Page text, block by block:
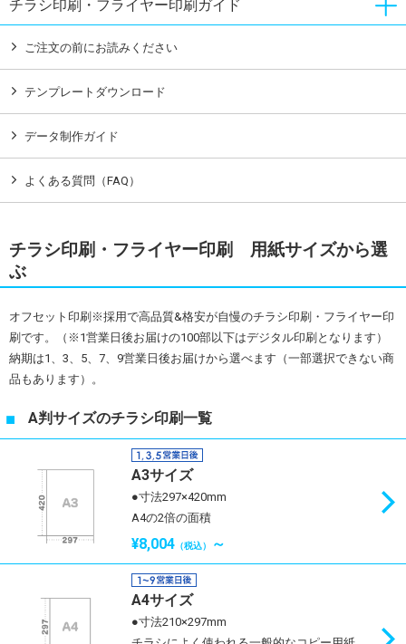
チラシ印刷・フライヤー印刷ガイド
ご注文の前にお読みください
テンプレートダウンロード
データ制作ガイド
よくある質問（FAQ）
チラシ印刷・フライヤー印刷 用紙サイズから選
ぶ
オフセット印刷※採用で高品質&格安が自慢のチラシ印刷・フライヤー印
刷です。（※1営業日後お届けの100部以下はデジタル印刷となります）
納期は1、3、5、7、9営業日後お届けから選べます（一部選択できない商
品もあります）。
A判サイズのチラシ印刷一覧
A3サイズ
●寸法297×420mm
A4の2倍の面積
¥8,004 （税込） ～
A4サイズ
●寸法210×297mm